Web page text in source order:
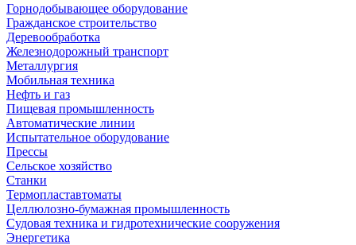
Горнодобывающее оборудование
Гражданское строительство
Деревообработка
Железнодорожный транспорт
Металлургия
Мобильная техника
Нефть и газ
Пищевая промышленность
Автоматические линии
Испытательное оборудование
Прессы
Сельское хозяйство
Станки
Термопластавтоматы
Целлюлозно-бумажная промышленность
Судовая техника и гидротехнические сооружения
Энергетика